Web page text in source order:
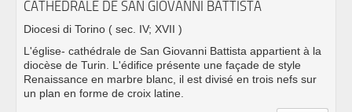
CATHÉDRALE DE SAN GIOVANNI BATTISTA
Diocesi di Torino ( sec. IV; XVII )
L'église- cathédrale de San Giovanni Battista appartient à la
diocèse de Turin. L'édifice présente une façade de style
Renaissance en marbre blanc, il est divisé en trois nefs sur
un plan en forme de croix latine.